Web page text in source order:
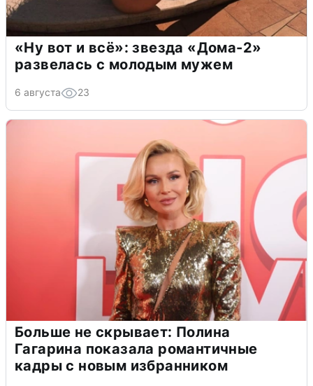
«Ну вот и всё»: звезда «Дома-2»
развелась с молодым мужем
6 августа 23
Больше не скрывает: Полина
Гагарина показала романтичные
кадры с новым избранником